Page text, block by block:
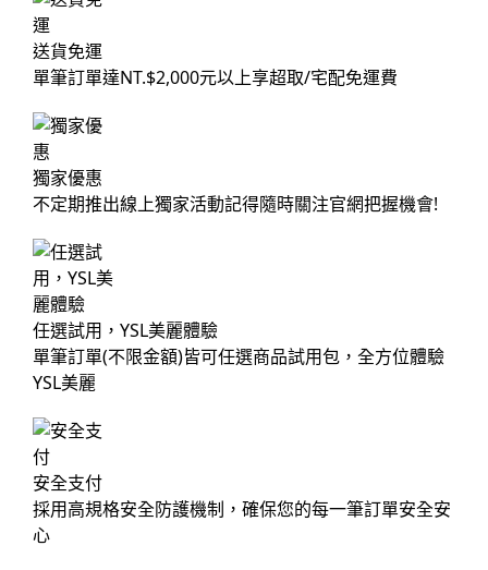
送貨免運
單筆訂單達NT.$2,000元以上享超取/宅配免運費
獨家優惠
不定期推出線上獨家活動記得隨時關注官網把握機會!
任選試用，YSL美麗體驗
單筆訂單(不限金額)皆可任選商品試用包，全方位體驗
YSL美麗
安全支付
採用高規格安全防護機制，確保您的每一筆訂單安全安
心